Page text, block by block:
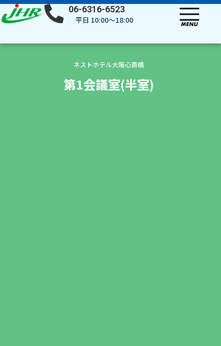
内
容
キ
06-6316-6523
平日 10:00～18:00
ネストホテル大阪心斎橋
第1会議室(半室)